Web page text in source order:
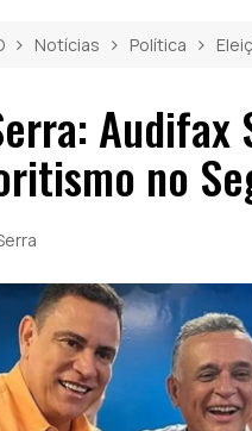
Notícias Política
Audifax
no